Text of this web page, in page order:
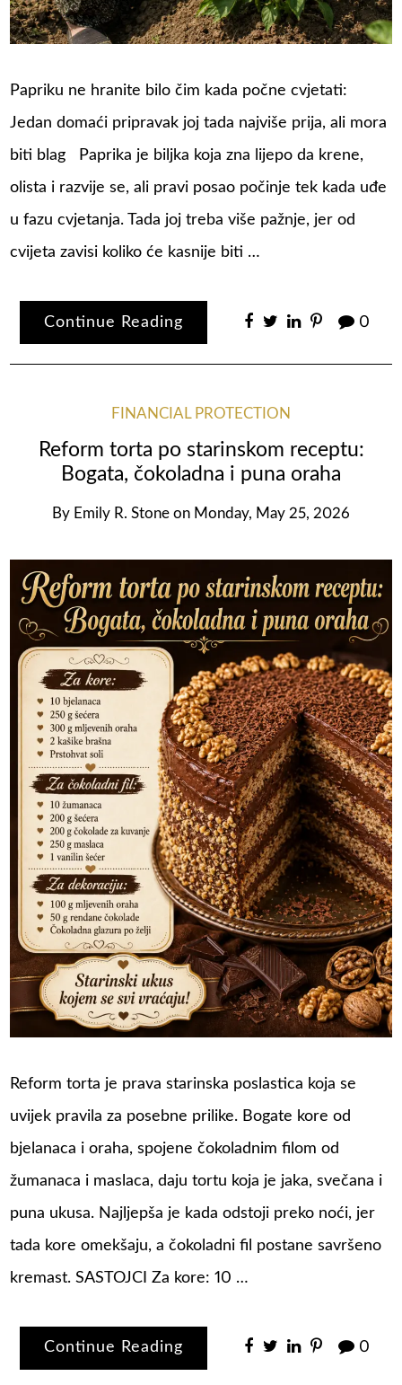
Papriku ne hranite bilo čim kada počne cvjetati:
Jedan domaći pripravak joj tada najviše prija, ali mora
biti blag Paprika je biljka koja zna lijepo da krene,
olista i razvije se, ali pravi posao počinje tek kada uđe
u fazu cvjetanja. Tada joj treba više pažnje, jer od
cvijeta zavisi koliko će kasnije biti …
Continue Reading 0
FINANCIAL PROTECTION
Reform torta po starinskom receptu:
Bogata, čokoladna i puna oraha
By Emily R. Stone on Monday, May 25, 2026
Reform torta je prava starinska poslastica koja se
uvijek pravila za posebne prilike. Bogate kore od
bjelanaca i oraha, spojene čokoladnim filom od
žumanaca i maslaca, daju tortu koja je jaka, svečana i
puna ukusa. Najljepša je kada odstoji preko noći, jer
tada kore omekšaju, a čokoladni fil postane savršeno
kremast. SASTOJCI Za kore: 10 …
Continue Reading 0